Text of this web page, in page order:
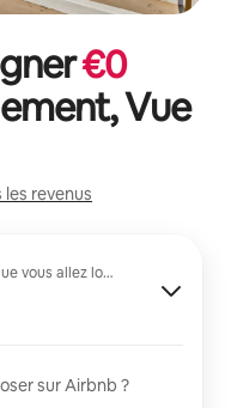
€0
Vue
revenus
vous allez louer ?
sur Airbnb ?